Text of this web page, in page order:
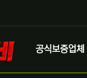
공식보증업체